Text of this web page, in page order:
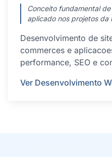
Conceito fundamental
aplicado nos projetos da
Desenvolvimento de
commerces e
performance, SEO e
Ver Desenvolvimento